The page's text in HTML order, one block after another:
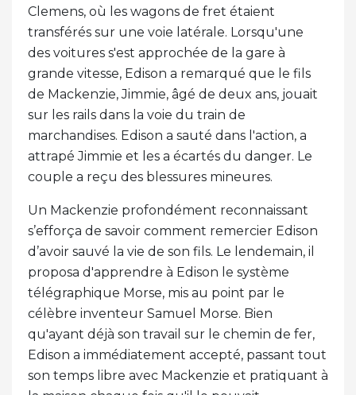
Clemens, où les wagons de fret étaient
transférés sur une voie latérale. Lorsqu'une
des voitures s'est approchée de la gare à
grande vitesse, Edison a remarqué que le fils
de Mackenzie, Jimmie, âgé de deux ans, jouait
sur les rails dans la voie du train de
marchandises. Edison a sauté dans l'action, a
attrapé Jimmie et les a écartés du danger. Le
couple a reçu des blessures mineures.
Un Mackenzie profondément reconnaissant
s’efforça de savoir comment remercier Edison
d’avoir sauvé la vie de son fils. Le lendemain, il
proposa d'apprendre à Edison le système
télégraphique Morse, mis au point par le
célèbre inventeur Samuel Morse. Bien
qu'ayant déjà son travail sur le chemin de fer,
Edison a immédiatement accepté, passant tout
son temps libre avec Mackenzie et pratiquant à